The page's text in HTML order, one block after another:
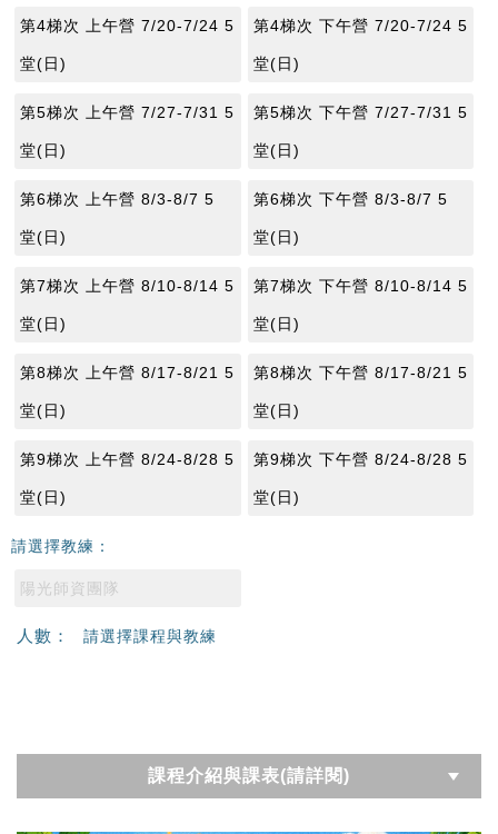
第4梯次 上午營 7/20-7/24 5
堂(日)
第4梯次 下午營 7/20-7/24 5
堂(日)
第5梯次 上午營 7/27-7/31 5
堂(日)
第5梯次 下午營 7/27-7/31 5
堂(日)
第6梯次 上午營 8/3-8/7 5
堂(日)
第6梯次 下午營 8/3-8/7 5
堂(日)
第7梯次 上午營 8/10-8/14 5
堂(日)
第7梯次 下午營 8/10-8/14 5
堂(日)
第8梯次 上午營 8/17-8/21 5
堂(日)
第8梯次 下午營 8/17-8/21 5
堂(日)
第9梯次 上午營 8/24-8/28 5
堂(日)
第9梯次 下午營 8/24-8/28 5
堂(日)
請選擇教練：
陽光師資團隊
人數： 請選擇課程與教練
課程介紹與課表(請詳閱)